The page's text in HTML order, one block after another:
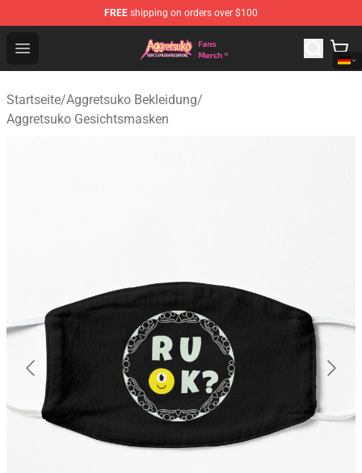
FREE shipping on orders over $100
Open menu
Aggretsuko Store - Official Aggretsuko Merchandise
Startseite/Aggretsuko Bekleidung/
Aggretsuko Gesichtsmasken